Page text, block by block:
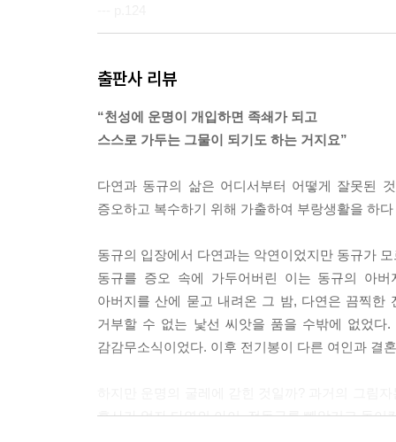
는 유일한 방법이라고 했다. 다연 언니가 동규와
대체 어떤 악업이었기에 다연 언니의 일생이 그토
--- p.142
언니의 살인은 동규를 살리기 위한 방편(方便)이
짓을 한 것이라면, 그 이유가 십바라밀 중 하나라
그러니까 언니에게는 피붙이라는 단순한 의미보
정신의 행로가 아니었을까?
--- p.160
“너 그거 아니? 그 애의 거친 말투, 협박까지도 나
출판사 리뷰
“천성에 운명이 개입하면 족쇄가 되고
스스로 가두는 그물이 되기도 하는 거지요”
다연과 동규의 삶은 어디서부터 어떻게 잘못된
증오하고 복수하기 위해 가출하여 부랑생활을 하
동규의 입장에서 다연과는 악연이었지만 동규가
동규를 증오 속에 가두어버린 이는 동규의 아
아버지를 산에 묻고 내려온 그 밤, 다연은 끔찍한
거부할 수 없는 낯선 씨앗을 품을 수밖에 없었다
감감무소식이었다. 이후 전기봉이 다른 여인과 결
후사가 없자 다연의 아이, 전동규를 빼앗기고 돌이